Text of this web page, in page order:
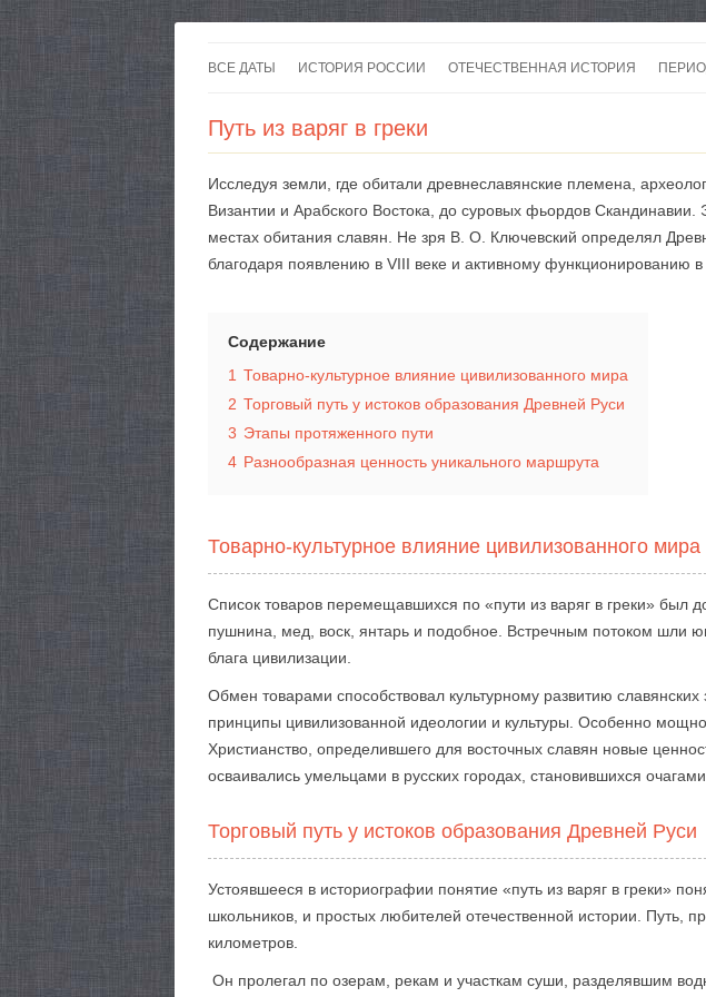
ВСЕ ДАТЫ ИСТОРИЯ РОССИИ ОТЕЧЕСТВЕННАЯ ИСТОРИЯ
Путь из варяг в греки
Исследуя земли, где обитали древнеславянские племена,
Византии и Арабского Востока, до суровых фьордов Скандинавии.
местах обитания славян. Не зря В. О. Ключевский определял
благодаря появлению в VIII веке и активному функционированию в
Содержание
1 Товарно-культурное влияние цивилизованного мира
2 Торговый путь у истоков образования Древней Руси
3 Этапы протяженного пути
4 Разнообразная ценность уникального маршрута
Товарно-культурное влияние цивилизованного мира
Список товаров перемещавшихся по «пути из варяг в греки» был
пушнина, мед, воск, янтарь и подобное. Встречным потоком шли
блага цивилизации.
Обмен товарами способствовал культурному развитию
принципы цивилизованной идеологии и культуры. Особенно
Христианство, определившего для восточных славян новые
осваивались умельцами в русских городах, становившихся
Торговый путь у истоков образования Древней Руси
Устоявшееся в историографии понятие «путь из варяг в греки»
школьников, и простых любителей отечественной истории.
километров.
Он пролегал по озерам, рекам и участкам суши, разделявшим